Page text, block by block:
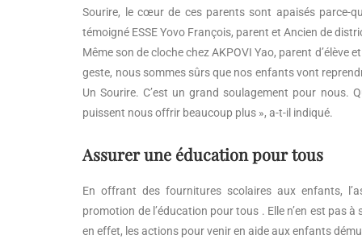
Sourire, le cœur de ces parents sont apaisés parce-
témoigné ESSE Yovo François, parent et Ancien de
Même son de cloche chez AKPOVI Yao, parent d’élève
geste, nous sommes sûrs que nos enfants vont
Un Sourire. C’est un grand soulagement pour nous.
puissent nous offrir beaucoup plus », a-t-il indiqué.
Assurer une éducation pour tous
En offrant des fournitures scolaires aux enfants,
promotion de l’éducation pour tous . Elle n’en est pas
en effet, les actions pour venir en aide aux enfants